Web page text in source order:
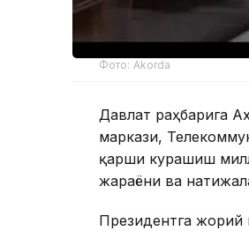
Фото: Akorda
Давлат раҳбарига
маркази,
қарши курашиш
жараёни ва
Президентга жорий